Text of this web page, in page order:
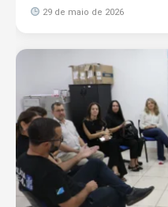
29 de maio de 2026